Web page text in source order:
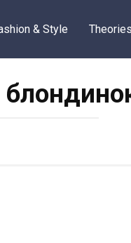
& Style